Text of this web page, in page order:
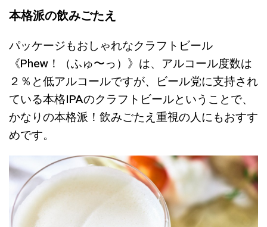
本格派の飲みごたえ
パッケージもおしゃれなクラフトビール
《Phew！（ふゅ〜っ）》は、アルコール度数は
２％と低アルコールですが、ビール党に支持され
ている本格IPAのクラフトビールということで、
かなりの本格派！飲みごたえ重視の人にもおすす
めです。